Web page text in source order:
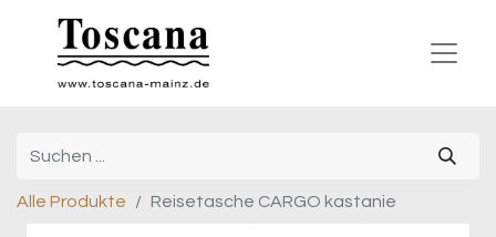
Alle Produkte Reisetasche CARGO kastanie